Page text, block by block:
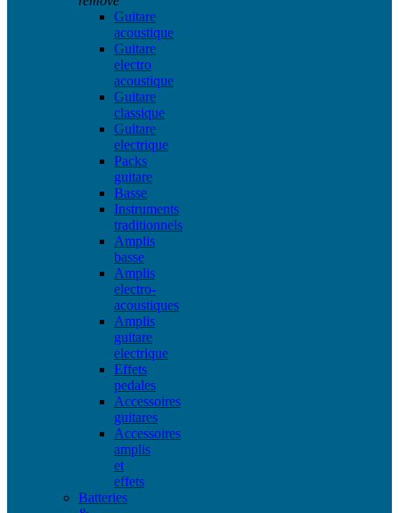
Guitare
acoustique
Guitare
electro
acoustique
Guitare
classique
Guitare
electrique
Packs
guitare
Basse
Instruments
traditionnels
Amplis
basse
Amplis
electro-
acoustiques
Amplis
guitare
electrique
Effets
pedales
Accessoires
guitares
Accessoires
amplis
et
effets
Batteries